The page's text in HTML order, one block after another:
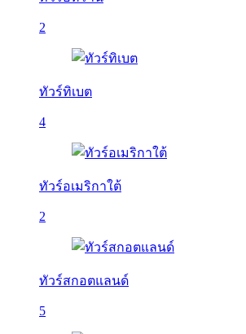
2
ทัวร์ทิเบต
4
ทัวร์อเมริกาใต้
2
ทัวร์สกอตแลนด์
5